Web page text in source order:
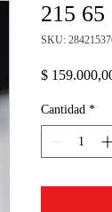
215 65
SKU:
$
Cantidad *